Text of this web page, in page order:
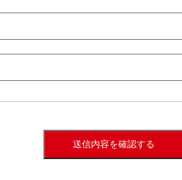
送信内容を確認する